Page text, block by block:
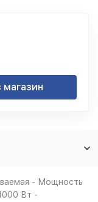
- Мощность
Вт -